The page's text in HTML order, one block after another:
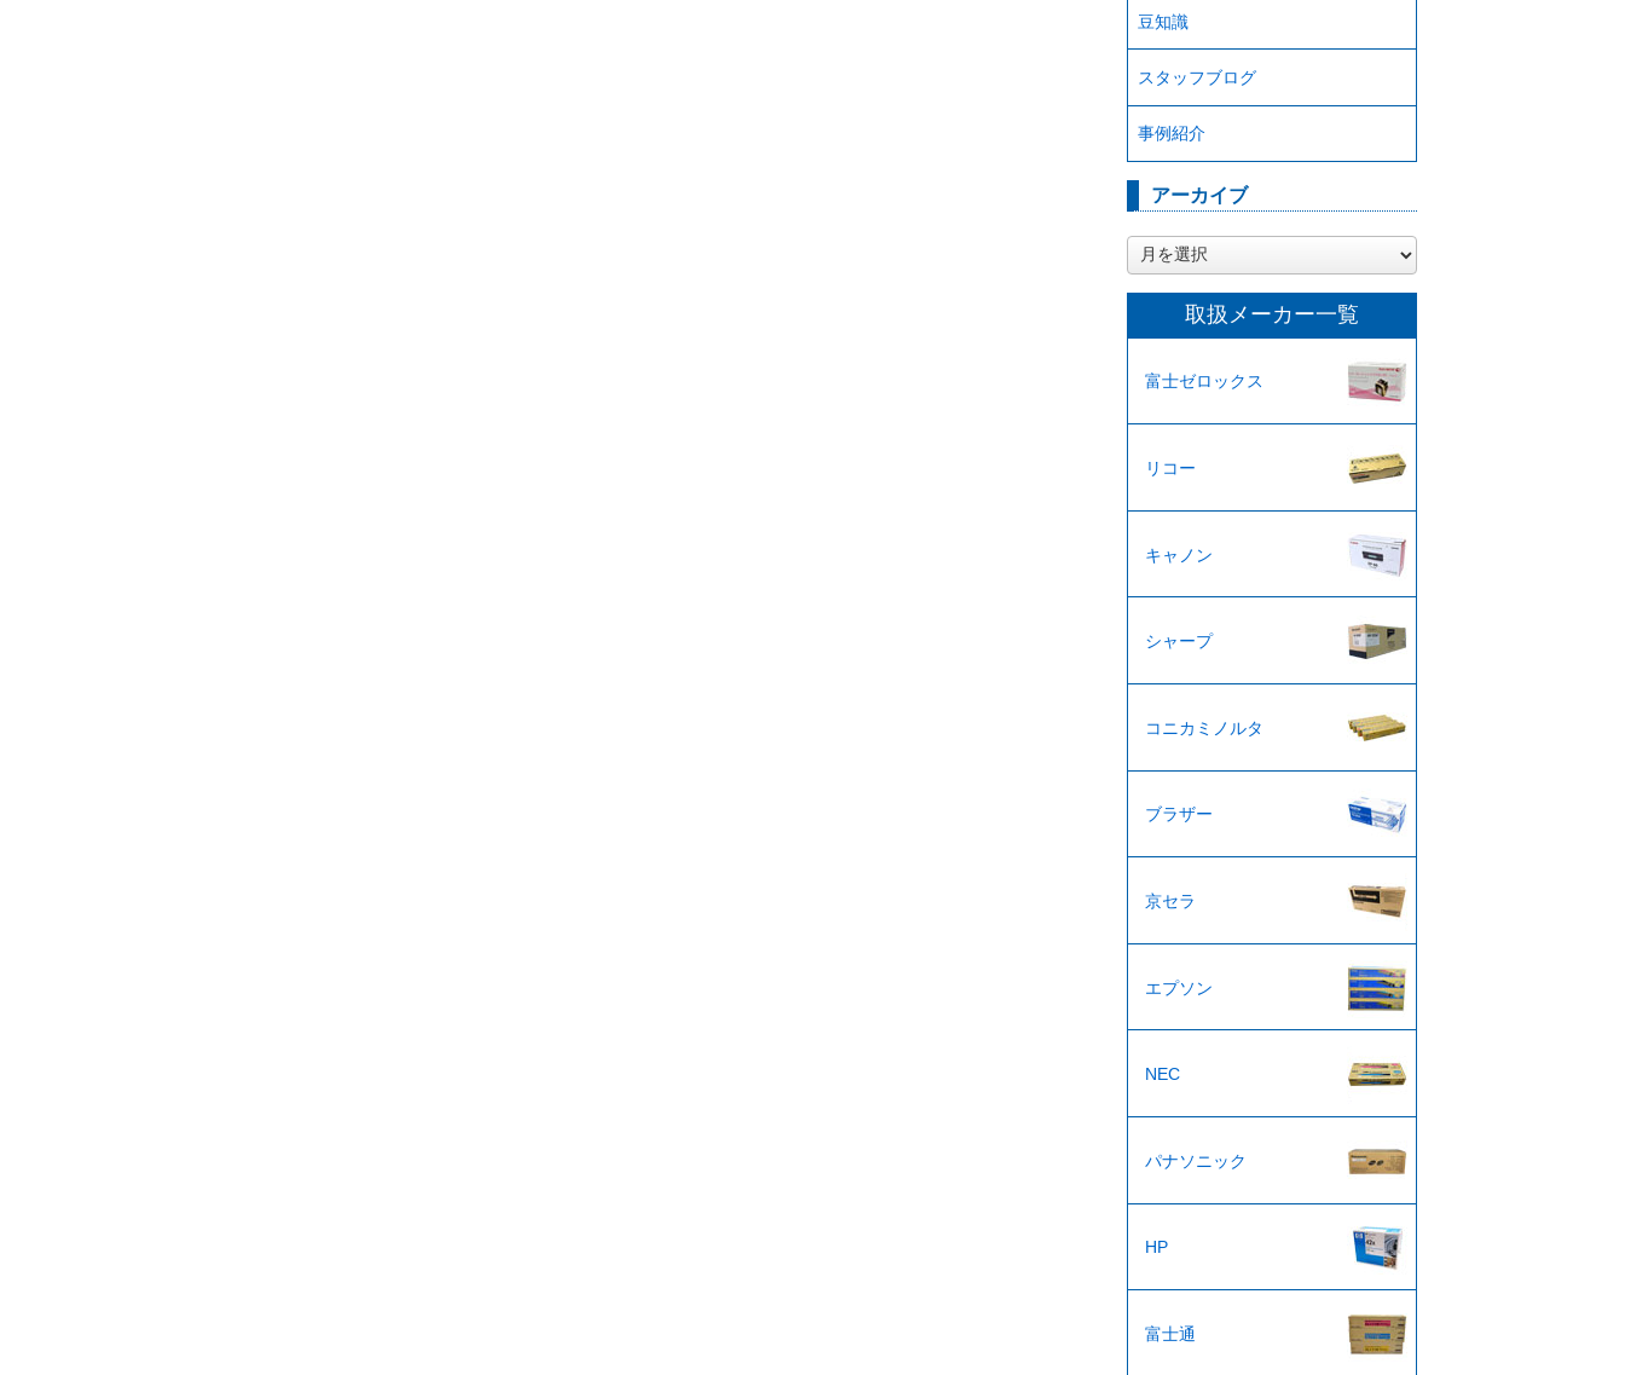
豆知識
スタッフブログ
事例紹介
アーカイブ
ー
カ
ブ
取扱メーカー一覧
富士ゼロックス
リコー
キャノン
シャープ
コニカミノルタ
ブラザー
京セラ
エプソン
NEC
パナソニック
HP
富士通